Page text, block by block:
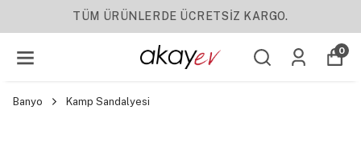
TÜM ÜRÜNLERDE ÜCRETSİZ KARGO.
0
Banyo Kamp Sandalyesi